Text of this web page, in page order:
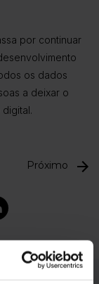
por continuar
os dados
a deixar o
Próximo